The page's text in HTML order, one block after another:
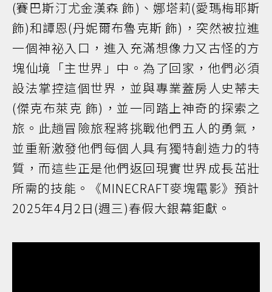
(賽巴斯汀尤金漢森 飾)、娜塔莉(愛瑪梅耶斯
飾)和譚恩(丹妮爾布魯克斯 飾)，突然被拉進
一個神祕入口，進入充滿想像力又古怪的方
塊仙境「主世界」中。為了回家，他們必須
設法掌控這個世界，並與專業蓋房人史蒂夫
(傑克布萊克 飾)，並一同踏上神奇的探索之
旅。此趟冒險旅程將挑戰他們五人的勇氣，
並重新激發他們每個人具有獨特創造力的特
質，而這些正是他們返回現實世界成長茁壯
所需的技能。《MINECRAFT麥塊電影》預計
2025年4月2日(週三)春假大銀幕鉅獻。